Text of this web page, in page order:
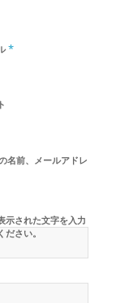
*
名前、メールアドレ
示された文字を入力
ださい。